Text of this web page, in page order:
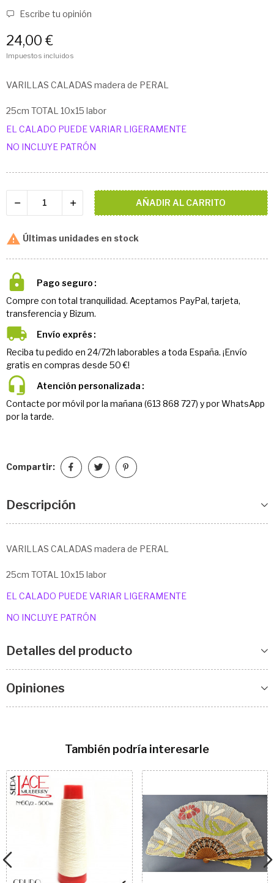
Escribe tu opinión
24,00 €
Impuestos incluidos
VARILLAS CALADAS madera de PERAL
25cm TOTAL 10x15 labor
EL CALADO PUEDE VARIAR LIGERAMENTE
NO INCLUYE PATRÓN
AÑADIR AL CARRITO
 Últimas unidades en stock
Pago seguro
Compre con total tranquilidad. Aceptamos PayPal, tarjeta,
transferencia y Bizum.
Envío exprés
Reciba tu pedido en 24/72h laborables a toda España. ¡Envío
gratis en compras desde 50 €!
Atención personalizada
Contacte por móvil por la mañana (613 868 727) y por WhatsApp
por la tarde.
Compartir:
Descripción
VARILLAS CALADAS madera de PERAL
25cm TOTAL 10x15 labor
EL CALADO PUEDE VARIAR LIGERAMENTE
NO INCLUYE PATRÓN
Detalles del producto
Opiniones
También podría interesarle